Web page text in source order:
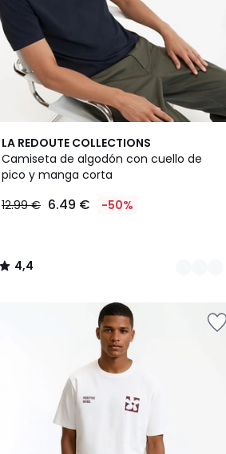
LA REDOUTE COLLECTIONS
Camiseta de algodón con cuello de
pico y manga corta
12.99 € 6.49 € -50%
4,4
/ 5
5
Colores
4,4
/